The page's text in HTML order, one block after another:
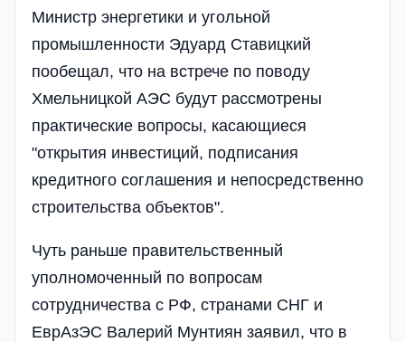
Министр энергетики и угольной
промышленности Эдуард Ставицкий
пообещал, что на встрече по поводу
Хмельницкой АЭС будут рассмотрены
практические вопросы, касающиеся
"открытия инвестиций, подписания
кредитного соглашения и непосредственно
строительства объектов".
Чуть раньше правительственный
уполномоченный по вопросам
сотрудничества с РФ, странами СНГ и
ЕврАзЭС Валерий Мунтиян заявил, что в